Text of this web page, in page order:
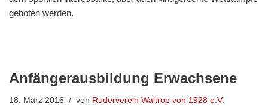
geboten werden.
Anfängerausbildung Erwachsene
18. März 2016 von Ruderverein Waltrop von 1928 e.V.